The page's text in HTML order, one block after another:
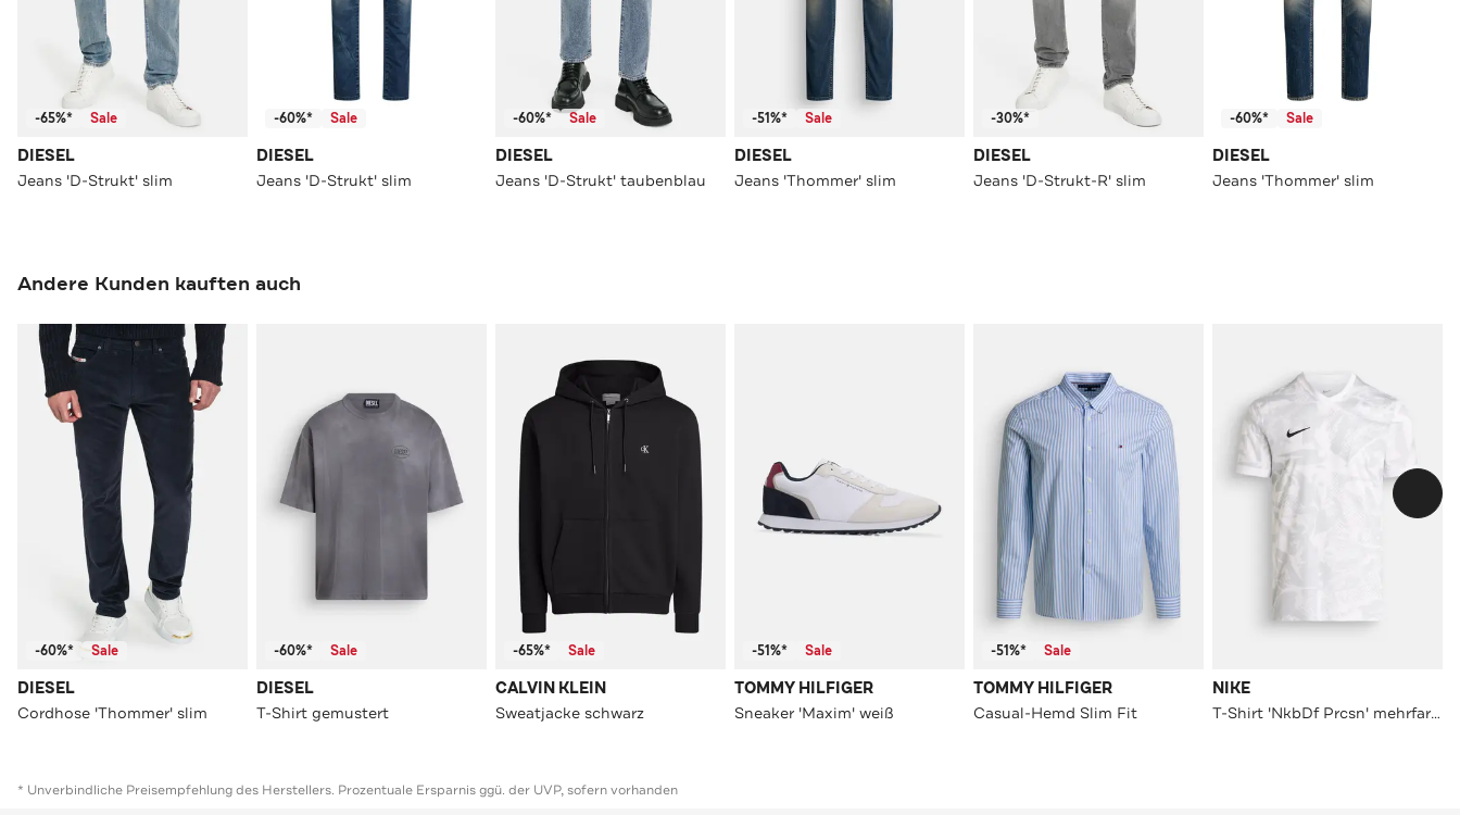
-65%* Sale
DIESEL
Jeans 'D-Strukt' slim
-60%* Sale
DIESEL
Jeans 'D-Strukt' slim
-60%* Sale
DIESEL
Jeans 'D-Strukt' taubenblau
-51%* Sale
DIESEL
Jeans 'Thommer' slim
-30%*
DIESEL
Jeans 'D-Strukt-R' slim
-60%* Sale
DIESEL
Jeans 'Thommer' slim
Andere Kunden kauften auch
-60%* Sale
DIESEL
Cordhose 'Thommer' slim
-60%* Sale
DIESEL
T-Shirt gemustert
-65%* Sale
CALVIN KLEIN
Sweatjacke schwarz
-51%* Sale
TOMMY HILFIGER
Sneaker 'Maxim' weiß
-51%* Sale
TOMMY HILFIGER
Casual-Hemd Slim Fit
NIKE
T-Shirt 'NkbDf Prcsn' mehrfarbig
* Unverbindliche Preisempfehlung des Herstellers. Prozentuale Ersparnis ggü. der UVP, sofern vorhanden